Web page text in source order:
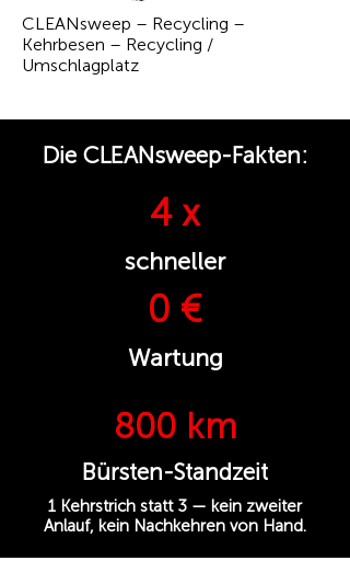
CLEANsweep – Recycling –
Kehrbesen – Recycling /
Umschlagplatz
Die CLEANsweep-Fakten:
4 x
schneller
0 €
Wartung
800 km
Bürsten-Standzeit
1 Kehrstrich statt 3 — kein zweiter
Anlauf, kein Nachkehren von Hand.